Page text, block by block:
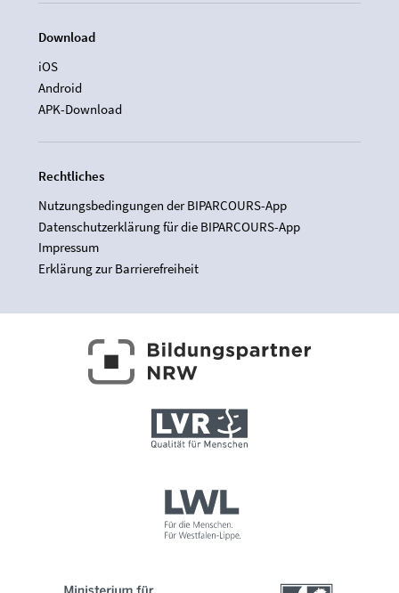
Download
iOS
Android
APK-Download
Rechtliches
Nutzungsbedingungen der BIPARCOURS-App
Datenschutzerklärung für die BIPARCOURS-App
Impressum
Erklärung zur Barrierefreiheit